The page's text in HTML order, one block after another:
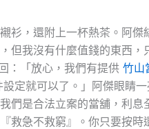
衫，還附上一杯熱茶。阿傑
但我沒有什麼值錢的東西，
：「放心，我們有提供 竹山
設定就可以了。」阿傑眼睛
們是合法立案的當舖，利息
救急不救窮』。你只要按時